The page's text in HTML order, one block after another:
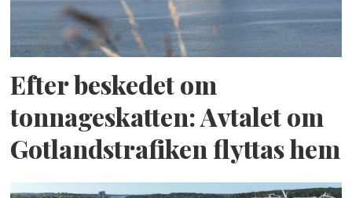
Efter beskedet om
tonnageskatten: Avtalet om
Gotlandstrafiken flyttas hem